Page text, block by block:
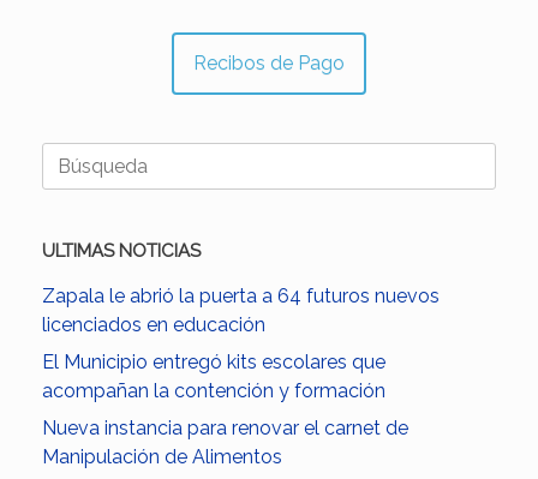
Recibos de Pago
Buscar:
ULTIMAS NOTICIAS
Zapala le abrió la puerta a 64 futuros nuevos
licenciados en educación
El Municipio entregó kits escolares que
acompañan la contención y formación
Nueva instancia para renovar el carnet de
Manipulación de Alimentos